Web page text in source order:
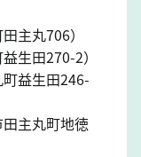
主丸706）
生田270-2）
益生田246-
主丸町地徳